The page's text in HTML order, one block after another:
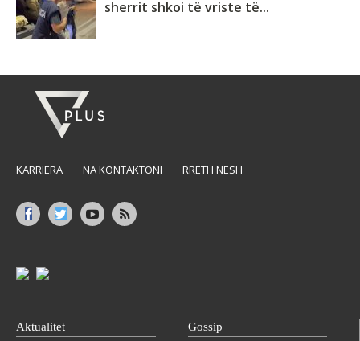
sherrit shkoi të vriste të...
KARRIERA NA KONTAKTONI RRETH NESH
Aktualitet Gossip